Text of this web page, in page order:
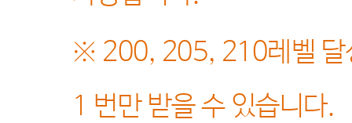
※ 200, 205, 210레벨
1 번만 받을 수 있습니다.